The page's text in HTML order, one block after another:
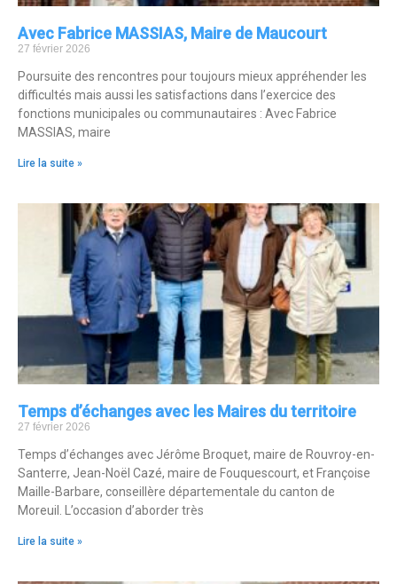
Avec Fabrice MASSIAS, Maire de Maucourt
27 février 2026
Poursuite des rencontres pour toujours mieux appréhender les
difficultés mais aussi les satisfactions dans l’exercice des
fonctions municipales ou communautaires : Avec Fabrice
MASSIAS, maire
Lire la suite »
Temps d’échanges avec les Maires du territoire
27 février 2026
Temps d’échanges avec Jérôme Broquet, maire de Rouvroy-en-
Santerre, Jean-Noël Cazé, maire de Fouquescourt, et Françoise
Maille-Barbare, conseillère départementale du canton de
Moreuil. L’occasion d’aborder très
Lire la suite »